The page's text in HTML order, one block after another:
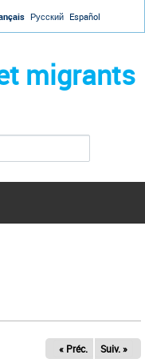
Русский Español
migrants
« Préc. Suiv. »